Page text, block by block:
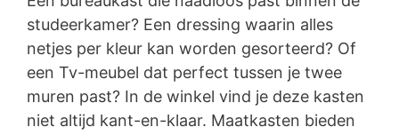
studeerkamer? Een dressing waarin alles
netjes per kleur kan worden gesorteerd? Of
een Tv-meubel dat perfect tussen je twee
muren past? In de winkel vind je deze kasten
niet altijd kant-en-klaar. Maatkasten bieden